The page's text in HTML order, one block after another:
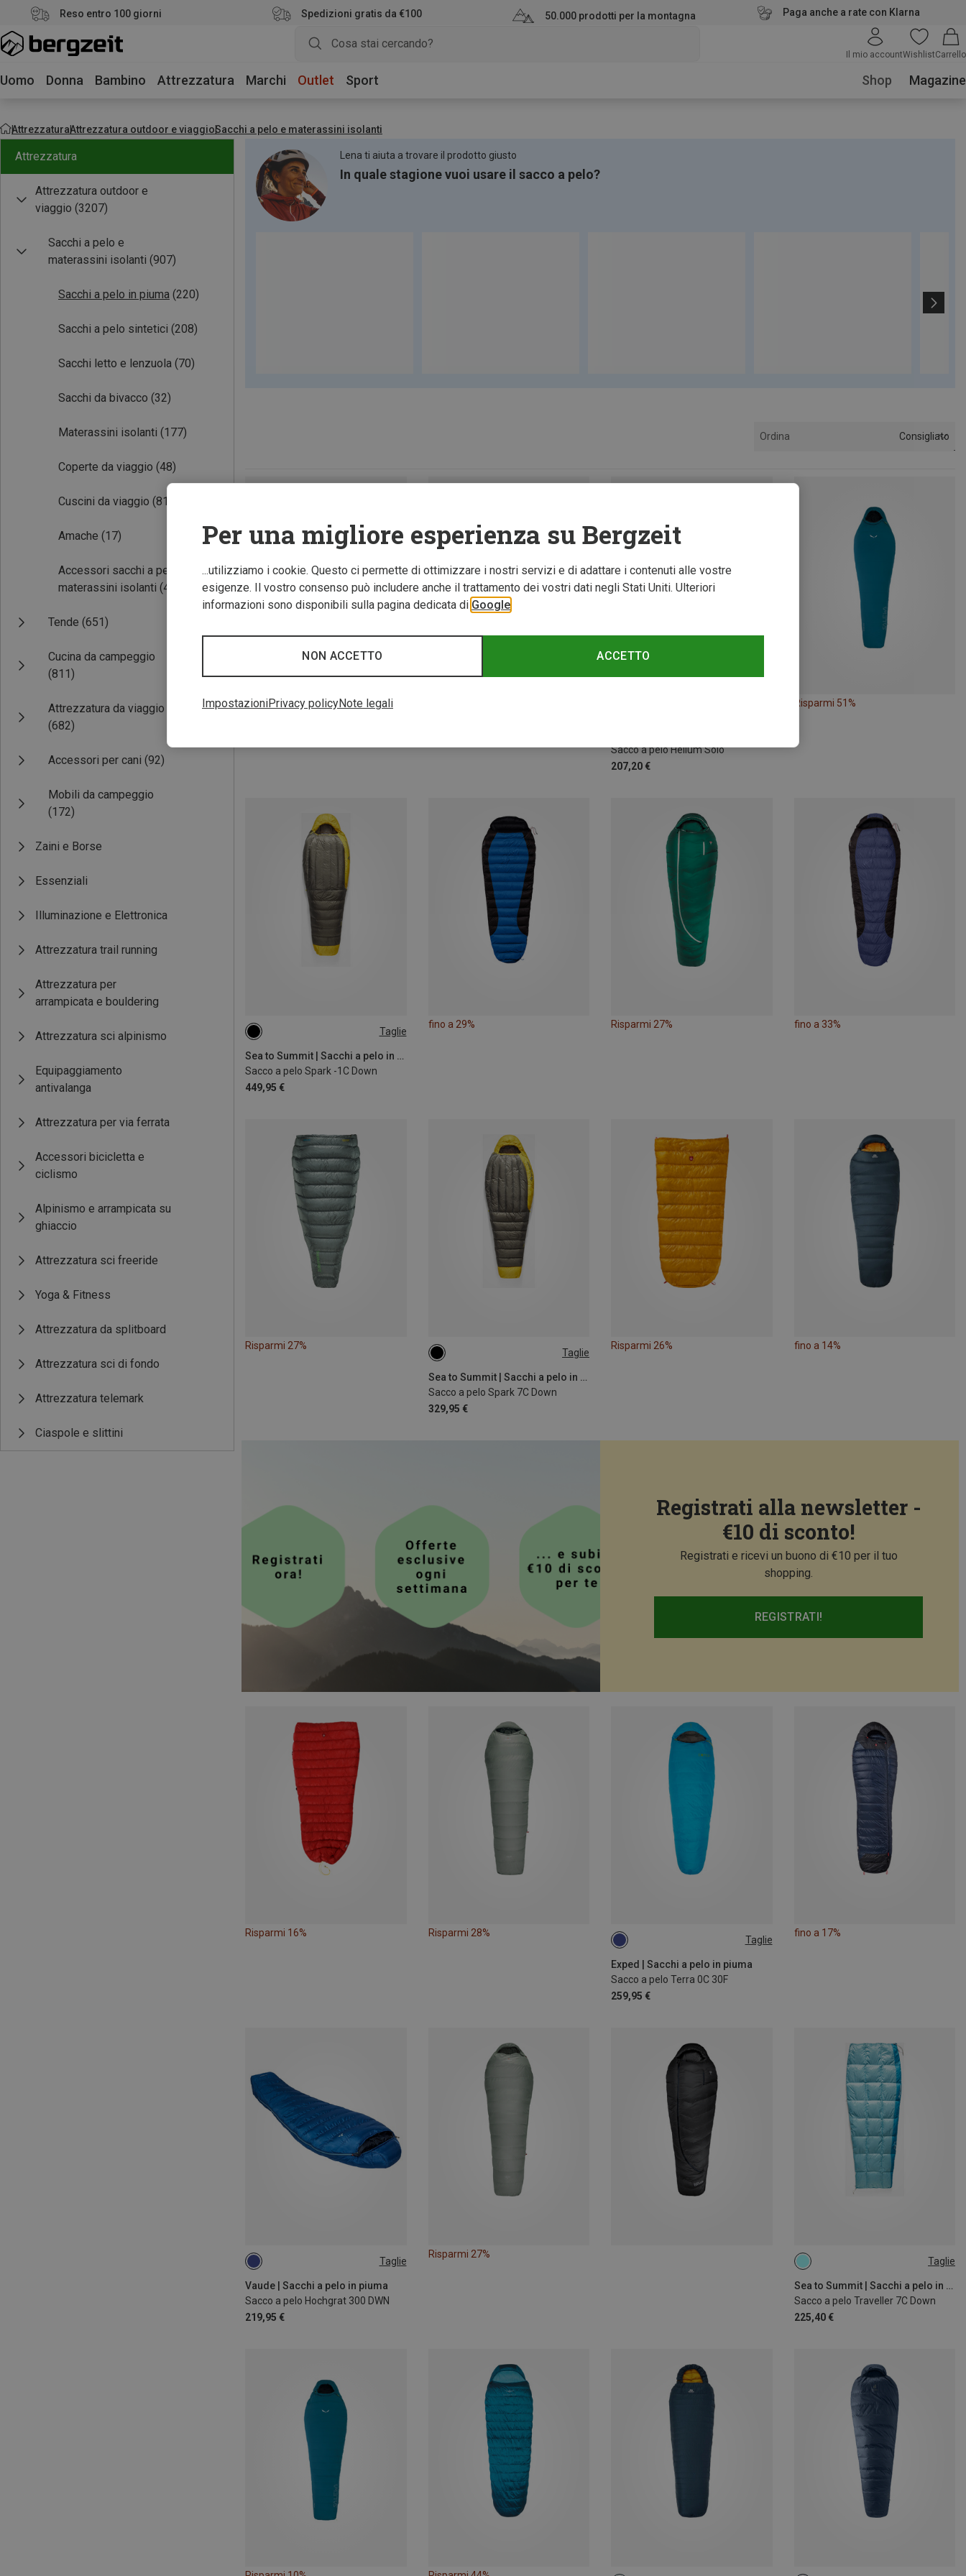
Reso entro 100 giorni Spedizioni gratis da €100 50.000 prodotti per la montagna Paga anche a rate con Klarna
Il mio accountWishlistCarrello
Uomo Donna Bambino Attrezzatura Marchi Outlet Sport Shop Magazine
AttrezzaturaAttrezzatura outdoor e viaggioSacchi a pelo e materassini isolanti
Attrezzatura
Attrezzatura outdoor e
viaggio (3207)
Sacchi a pelo e
materassini isolanti (907)
Sacchi a pelo in piuma (220)
Sacchi a pelo sintetici (208)
Sacchi letto e lenzuola (70)
Sacchi da bivacco (32)
Materassini isolanti (177)
Coperte da viaggio (48)
Cuscini da viaggio (81)
Amache (17)
Accessori sacchi a pelo e
materassini isolanti (44)
Tende (651)
Cucina da campeggio
(811)
Attrezzatura da viaggio
(682)
Accessori per cani (92)
Mobili da campeggio
(172)
Zaini e Borse
Essenziali
Illuminazione e Elettronica
Attrezzatura trail running
Attrezzatura per
arrampicata e bouldering
Attrezzatura sci alpinismo
Equipaggiamento
antivalanga
Attrezzatura per via ferrata
Accessori bicicletta e
ciclismo
Alpinismo e arrampicata su
ghiaccio
Attrezzatura sci freeride
Yoga & Fitness
Attrezzatura da splitboard
Attrezzatura sci di fondo
Attrezzatura telemark
Ciaspole e slittini
Lena ti aiuta a trovare il prodotto giusto
In quale stagione vuoi usare il sacco a pelo?
Ordina Consigliato
fino a 28%
Sacco a pelo Helium Solo
207,20 €
Risparmi 51%
Taglie
Sea to Summit | Sacchi a pelo in piuma
Sacco a pelo Spark -1C Down
449,95 €
MAX. 185CM
fino a 29% Risparmi 27% fino a 33%
Risparmi 27%
Taglie
Sea to Summit | Sacchi a pelo in piuma
Sacco a pelo Spark 7C Down
329,95 €
MAX. 185CM
Risparmi 26% fino a 14%
Registrati alla newsletter -
€10 di sconto!
Registrati e ricevi un buono di €10 per il tuo
shopping.
REGISTRATI!
Risparmi 16% Risparmi 28%
Taglie
Exped | Sacchi a pelo in piuma
Sacco a pelo Terra 0C 30F
259,95 €
MAX. 195CM
MAX. 180CM | LEFT
MAX. 195CM | LEFT
fino a 17%
Taglie
Vaude | Sacchi a pelo in piuma
Sacco a pelo Hochgrat 300 DWN
219,95 €
MAX. 185CM | LEFT
Risparmi 27%
Taglie
Sea to Summit | Sacchi a pelo in piuma
Sacco a pelo Traveller 7C Down
225,40 €
MAX. 198CM
Per una migliore esperienza su Bergzeit
...utilizziamo i cookie. Questo ci permette di ottimizzare i nostri servizi e di adattare i contenuti alle vostre
esigenze. Il vostro consenso può includere anche il trattamento dei vostri dati negli Stati Uniti. Ulteriori
informazioni sono disponibili sulla pagina dedicata di Google
ACCETTO
NON ACCETTO
ImpostazioniPrivacy policyNote legali